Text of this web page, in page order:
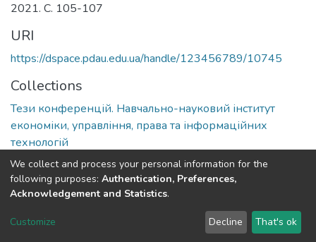
2021. С. 105-107
URI
https://dspace.pdau.edu.ua/handle/123456789/10745
Collections
Тези конференцій. Навчально-науковий інститут
економіки, управління, права та інформаційних
технологій
Full item page
DSpace software copyright © 2002-2026 LYRASIS
Send Feedback
We collect and process your personal information for the
following purposes: Authentication, Preferences,
Acknowledgement and Statistics.
Customize Decline That's ok